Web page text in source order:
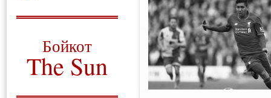
Бойкот
The Sun